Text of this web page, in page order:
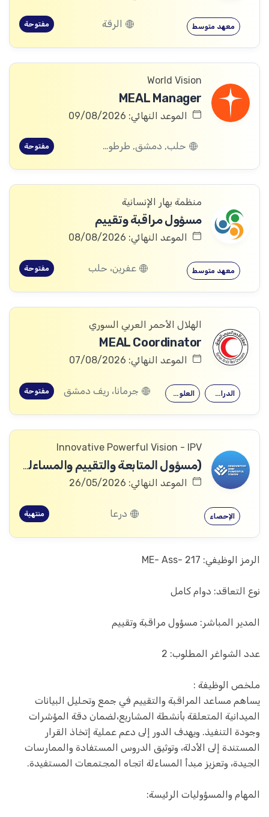
معهد متوسط الرقة مفتوحة
World Vision
MEAL Manager
الموعد النهائي: 09/08/2026
حلب, دمشق, طرطوس, ريف دمشق, ديرالزور, درعا, السويداء, إدلب, القنيطرة, اللاذقية, الرقة, حمص, الحسكة, حماة مفتوحة
منظمة بهار الإنسانية
مسؤول مراقبة وتقييم
الموعد النهائي: 08/08/2026
معهد متوسط عفرين، حلب مفتوحة
الهلال الأحمر العربي السوري
MEAL Coordinator
الموعد النهائي: 07/08/2026
العلوم الاجتماعية الدراسات التنموية جرمانا، ريف دمشق مفتوحة
Innovative Powerful Vision - IPV
(مسؤول المتابعة والتقييم والمساءلة والتعلم
الموعد النهائي: 26/05/2026
الإحصاء درعا منتهية
الرمز الوظيفي: ME- Ass- 217
نوع التعاقد: دوام كامل
المدير المباشر: مسؤول مراقبة وتقييم
عدد الشواغر المطلوب: 2
ملخص الوظيفة :
يساهم مساعد المراقبة والتقييم في جمع وتحليل البيانات
الميدانية المتعلقة بأنشطة المشاريع،لضمان دقة المؤشرات
وجودة التنفيذ. ويهدف الدور إلى دعم عملية إتخاذ القرار
المستندة إلى الأدلة، وتوثيق الدروس المستفادة والممارسات
الجيدة، وتعزيز مبدأ المساءلة اتجاه المجتمعات المستفيدة.
المهام والمسؤوليات الرئيسة: